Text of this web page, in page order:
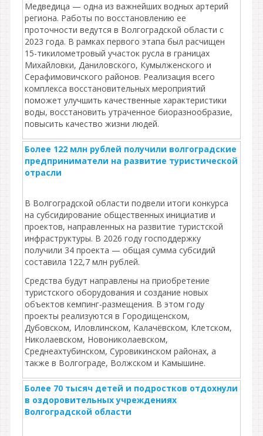
Медведица — одна из важнейших водных артерий
региона. Работы по восстановлению ее
проточности ведутся в Волгоградской области с
2023 года. В рамках первого этапа был расчищен
15-тикилометровый участок русла в границах
Михайловки, Даниловского, Кумылженского и
Серафимовичского районов. Реализация всего
комплекса восстановительных мероприятий
поможет улучшить качественные характеристики
воды, восстановить утраченное биоразнообразие,
повысить качество жизни людей.
Более 122 млн рублей получили волгоградские
предприниматели на развитие туристической
отрасли
В Волгоградской области подвели итоги конкурса
на субсидирование общественных инициатив и
проектов, направленных на развитие туристской
инфраструктуры. В 2026 году господдержку
получили 34 проекта — общая сумма субсидий
составила 122,7 млн рублей.
Средства будут направлены на приобретение
туристского оборудования и создание новых
объектов кемпинг‑размещения. В этом году
проекты реализуются в Городищенском,
Дубовском, Иловлинском, Калачёвском, Клетском,
Николаевском, Новониколаевском,
Среднеахтубинском, Суровикинском районах, а
также в Волгограде, Волжском и Камышине.
Более 70 тысяч детей и подростков отдохнули
в оздоровительных учреждениях
Волгоградской области